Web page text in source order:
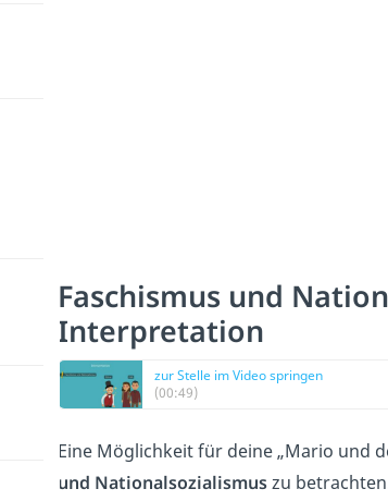
Faschismus und
Interpretation
zur Stelle im Video springen
(00:49)
Eine Möglichkeit für deine „Mario und
und Nationalsozialismuszu